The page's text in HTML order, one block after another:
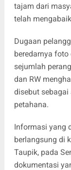
tajam dari
telah
Dugaan
beredarnya
sejumlah
dan RW
disebut
petahana.
Informasi yang
berlangsung di
Taupik, pada
dokumentasi